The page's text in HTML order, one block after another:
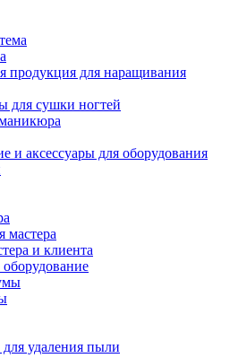
продукция для наращивания
для сушки ногтей
и аксессуары для оборудования
мастера
и клиента
удаления пыли